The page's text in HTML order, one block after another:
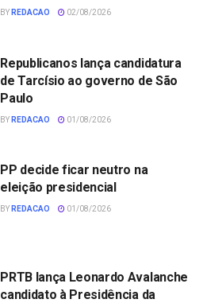
BY REDACAO 02/08/2026
Republicanos lança candidatura
de Tarcísio ao governo de São
Paulo
BY REDACAO 01/08/2026
PP decide ficar neutro na
eleição presidencial
BY REDACAO 01/08/2026
PRTB lança Leonardo Avalanche
candidato à Presidência da